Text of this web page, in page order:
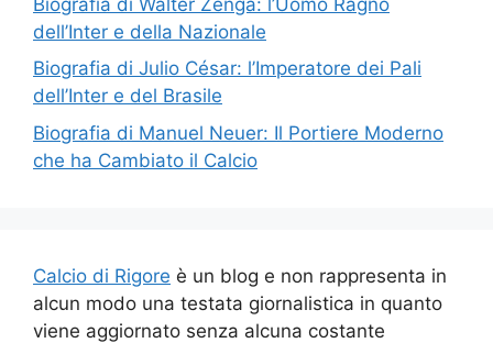
dell’Inter e della Nazionale
Biografia di Julio César: l’Imperatore dei Pali
dell’Inter e del Brasile
Biografia di Manuel Neuer: Il Portiere Moderno
che ha Cambiato il Calcio
Calcio di Rigore è un blog e non rappresenta in
alcun modo una testata giornalistica in quanto
viene aggiornato senza alcuna costante